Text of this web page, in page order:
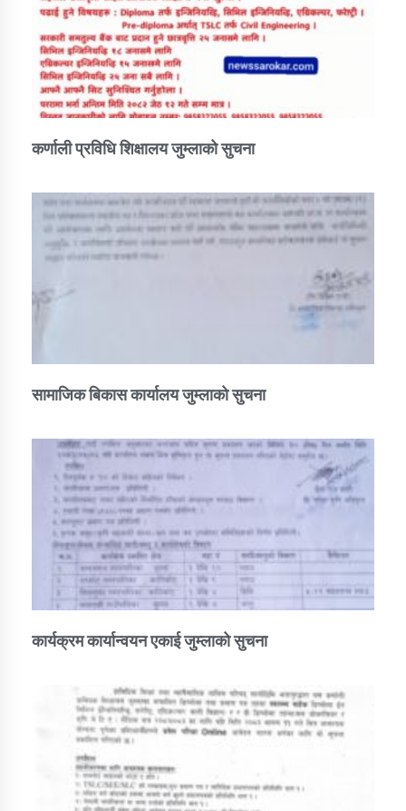
कर्णाली प्रविधि शिक्षालय जुम्लाको सुचना
सामाजिक बिकास कार्यालय जुम्लाकाे सुचना
कार्यक्रम कार्यान्वयन एकाई जुम्लाको सुचना